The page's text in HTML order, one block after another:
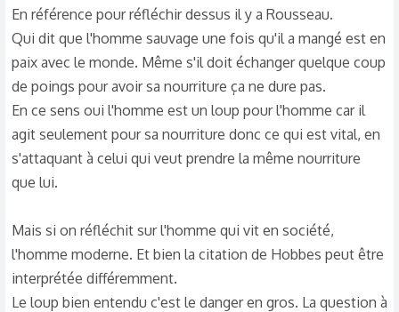
au font 🥲 hm , ils sont juste cupide , menteur, et égoïste...
mais qu’en fait ils le cachent cette nature , enfin de ce que
je comprends et selon mon avis ;^; fin c’est ce que j’ai mis
dans le début de mon développement TvT . Enfin bon ,
qu’en pensez vous ?
Et sinon je suis curieuse mais ducoup comment on fait pour
rédiger un truc comme ça ? J’ai pas capiche et mon prof
nous a laissé T T genre c’est même pas notre prof qui nos
l’auteur veux dire , si je suis d’accord ou pas et enfin donner
mon avis personnel 🥲.
En référence pour réfléchir dessus il y a Rousseau.
Qui dit que l'homme sauvage une fois qu'il a mangé est en
paix avec le monde. Même s'il doit échanger quelque coup
de poings pour avoir sa nourriture ça ne dure pas.
En ce sens oui l'homme est un loup pour l'homme car il
agit seulement pour sa nourriture donc ce qui est vital, en
s'attaquant à celui qui veut prendre la même nourriture
que lui.
Mais si on réfléchit sur l'homme qui vit en société,
l'homme moderne. Et bien la citation de Hobbes peut être
interprétée différemment.
Le loup bien entendu c'est le danger en gros. La question à